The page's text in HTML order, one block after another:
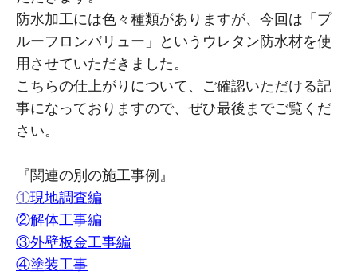
防水加工には色々種類がありますが、今回は「プ
ルーフロンバリュー」というウレタン防水材を使
用させていただきました。
こちらの仕上がりについて、ご確認いただける記
事になっておりますので、ぜひ最後までご覧くだ
さい。
『関連の別の施工事例』
①現地調査編
②解体工事編
③外壁板金工事編
④塗装工事